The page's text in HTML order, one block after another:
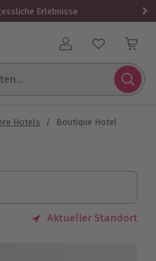
Erlebnisse
Benutzerkonto
Hotels / Boutique Hotel
Aktueller Standort